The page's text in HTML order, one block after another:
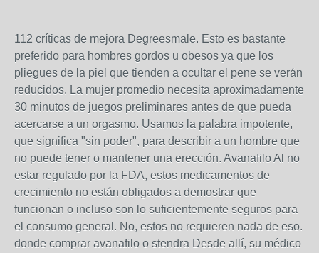
112 críticas de mejora Degreesmale. Esto es bastante
preferido para hombres gordos u obesos ya que los
pliegues de la piel que tienden a ocultar el pene se verán
reducidos. La mujer promedio necesita aproximadamente
30 minutos de juegos preliminares antes de que pueda
acercarse a un orgasmo. Usamos la palabra impotente,
que significa "sin poder", para describir a un hombre que
no puede tener o mantener una erección. Avanafilo Al no
estar regulado por la FDA, estos medicamentos de
crecimiento no están obligados a demostrar que
funcionan o incluso son lo suficientemente seguros para
el consumo general. No, estos no requieren nada de eso.
donde comprar avanafilo o stendra Desde allí, su médico